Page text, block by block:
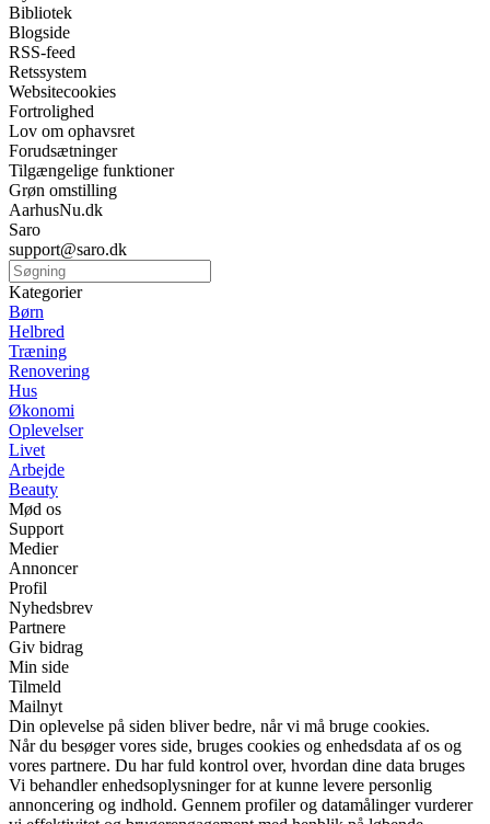
Bibliotek
Blogside
RSS-feed
Retssystem
Websitecookies
Fortrolighed
Lov om ophavsret
Forudsætninger
Tilgængelige funktioner
Grøn omstilling
AarhusNu.dk
Saro
support@saro.dk
Kategorier
Børn
Helbred
Træning
Renovering
Hus
Økonomi
Oplevelser
Livet
Arbejde
Beauty
Mød os
Support
Medier
Annoncer
Profil
Nyhedsbrev
Partnere
Giv bidrag
Min side
Tilmeld
Mailnyt
Din oplevelse på siden bliver bedre, når vi må bruge cookies.
Når du besøger vores side, bruges cookies og enhedsdata af os og
vores partnere. Du har fuld kontrol over, hvordan dine data bruges
Vi behandler enhedsoplysninger for at kunne levere personlig
annoncering og indhold. Gennem profiler og datamålinger vurderer